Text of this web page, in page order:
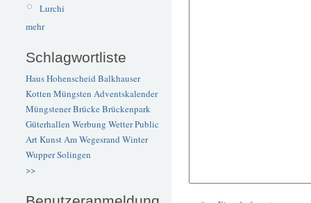
Lurchi
mehr
Schlagwortliste
Haus Hohenscheid Balkhauser
Kotten Müngsten Adventskalender
Müngstener BrückeBrückenpark
Güterhallen Werbung WetterPublic
ArtKunstAm Wegesrand Winter
WupperSolingen
>>